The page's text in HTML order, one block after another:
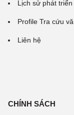
Lịch sử phát triển
Profile Tra cứu
Liên hệ
CHÍNH SÁCH